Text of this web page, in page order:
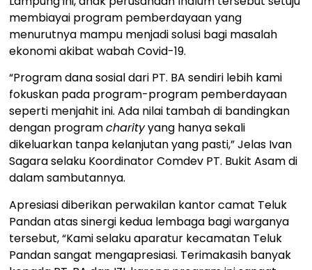
membiayai program pemberdayaan yang
menurutnya mampu menjadi solusi bagi masalah
ekonomi akibat wabah Covid-19.
“Program dana sosial dari PT. BA sendiri lebih kami
fokuskan pada program-program pemberdayaan
seperti menjahit ini. Ada nilai tambah di bandingkan
dengan programcharityyang hanya sekali
dikeluarkan tanpa kelanjutan yang pasti,” Jelas Ivan
Sagara selaku Koordinator Comdev PT. Bukit Asam di
dalam sambutannya.
Apresiasi diberikan perwakilan kantor camat Teluk
Pandan atas sinergi kedua lembaga bagi warganya
tersebut, “Kami selaku aparatur kecamatan Teluk
Pandan sangat mengapresiasi. Terimakasih banyak